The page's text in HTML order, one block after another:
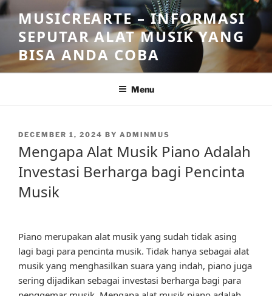
Skip
to
content
MUSICREARTE – INFORMASI
SEPUTAR ALAT MUSIK YANG
BISA ANDA COBA
Menu
POSTED
DECEMBER 1, 2024 BY ADMINMUS
Mengapa Alat Musik Piano Adalah
Investasi Berharga bagi Pencinta
Musik
Piano merupakan alat musik yang sudah tidak asing
lagi bagi para pencinta musik. Tidak hanya sebagai alat
musik yang menghasilkan suara yang indah, piano juga
sering dijadikan sebagai investasi berharga bagi para